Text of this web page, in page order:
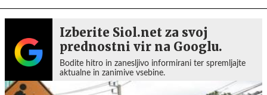
Izberite Siol.net za svoj
prednostni vir na Googlu.
Bodite hitro in zanesljivo informirani ter spremljajte
aktualne in zanimive vsebine.